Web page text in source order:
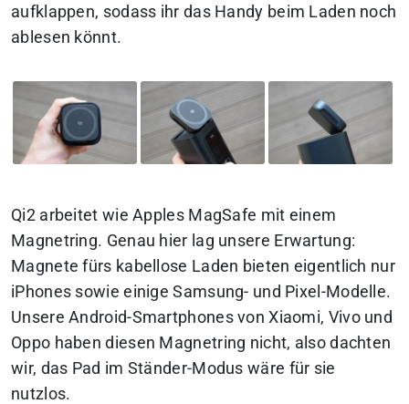
aufklappen, sodass ihr das Handy beim Laden noch
ablesen könnt.
Qi2 arbeitet wie Apples MagSafe mit einem
Magnetring. Genau hier lag unsere Erwartung:
Magnete fürs kabellose Laden bieten eigentlich nur
iPhones sowie einige Samsung- und Pixel-Modelle.
Unsere Android-Smartphones von Xiaomi, Vivo und
Oppo haben diesen Magnetring nicht, also dachten
wir, das Pad im Ständer-Modus wäre für sie
nutzlos.